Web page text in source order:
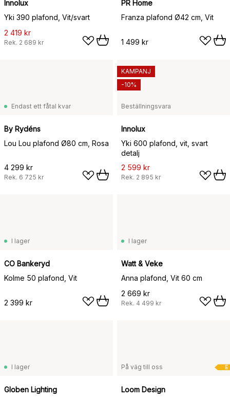
Innolux
Yki 390 plafond, Vit/svart
2 419 kr
Rek. 2 689 kr
PR Home
Franza plafond Ø42 cm, Vit
1 499 kr
Endast ett fåtal kvar
By Rydéns
Lou Lou plafond Ø80 cm, Rosa
4 299 kr
Rek. 6 725 kr
Beställningsvara
Innolux
Yki 600 plafond, vit, svart
detalj
2 599 kr
Rek. 2 895 kr
KAMPANJ
-10%
I lager
CO Bankeryd
Kolme 50 plafond, Vit
2 399 kr
I lager
Watt & Veke
Anna plafond, Vit 60 cm
2 669 kr
Rek. 4 499 kr
I lager
Globen Lighting
E
På väg till oss
Loom Design